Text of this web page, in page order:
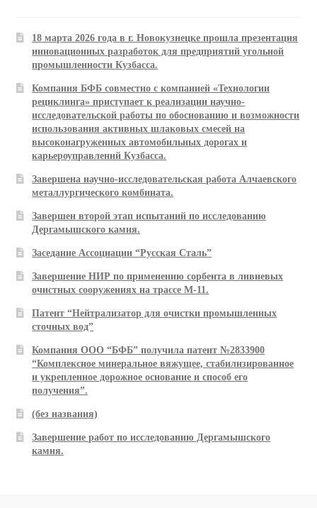
18 марта 2026 года в г. Новокузнецке прошла презентация
инновационных разработок для предприятий угольной
промышленности Кузбасса.
Компания БФБ совместно с компанией «Технологии
рециклинга» приступает к реализации научно-
исследовательской работы по обоснованию и возможности
использования активных шлаковых смесей на
высоконагруженных автомобильных дорогах и
карьероуправлений Кузбасса.
Завершена научно-исследовательская работа Алчаевского
металлургического комбината.
Завершен второй этап испытаний по исследованию
Дергамышского камня.
Заседание Ассоциации “Русская Сталь”
Завершение НИР по применению сорбента в ливневых
очистных сооружениях на трассе М-11.
Патент “Нейтрализатор для очистки промышленных
сточных вод”
Компания ООО “БФБ” получила патент №2833900
“Комплексное минеральное вяжущее, стабилизированное
и укрепленное дорожное основание и способ его
получения”.
(без названия)
Завершение работ по исследованию Дергамышского
камня.